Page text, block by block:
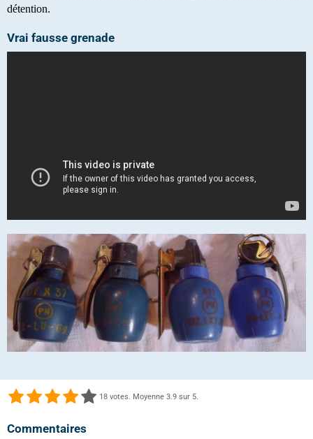
détention.
Vrai fausse grenade
18 votes. Moyenne 3.9 sur 5.
Commentaires